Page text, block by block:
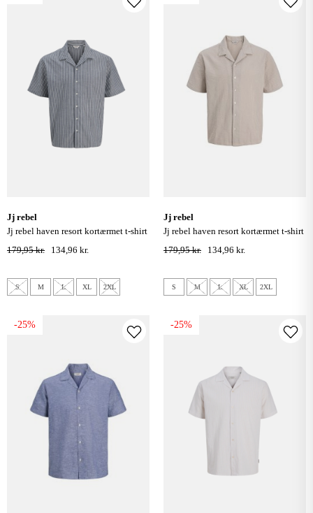
jj rebel
jj rebel haven resort kortærmet t-shirt
- navy blazer
179,95 kr. 134,96 kr.
S M L XL 2XL
jj rebel
jj rebel haven resort kortærmet t-shirt
- roasted cashew
179,95 kr. 134,96 kr.
S M L XL 2XL
-25% -25%